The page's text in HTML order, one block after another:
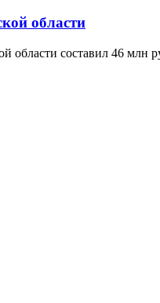
области
области составил 46